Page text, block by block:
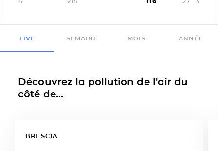
LIVE SEMAINE MOIS ANNÉE
Découvrez la pollution de l'air du
côté de...
BRESCIA